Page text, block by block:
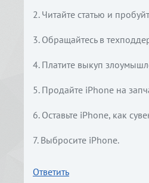
2. Читайте статью и
3. Обращайтесь в
4. Платите выкуп
5. Продайте iPhone на
6. Оставьте iPhone, как
7. Выбросите iPhone.
Ответить